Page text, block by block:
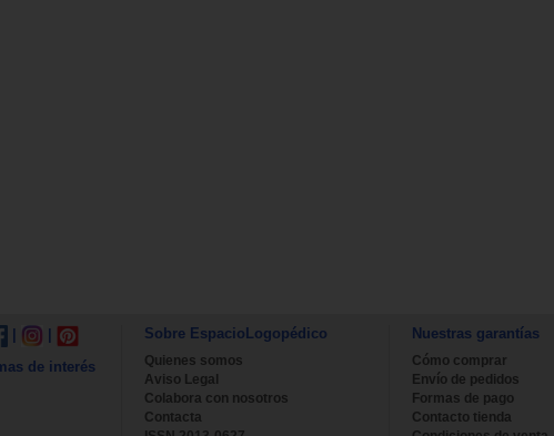
de interés
Sobre EspacioLogopédico
Quienes somos
Aviso Legal
Colabora con nosotros
Contacta
Nuestras garantías
Cómo comprar
Envío de pedidos
Formas de pago
Contacto tienda